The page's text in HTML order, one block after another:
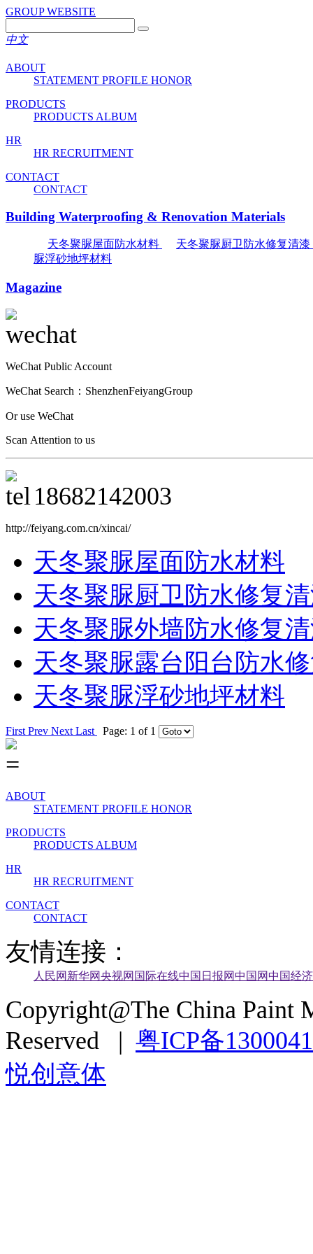
GROUP WEBSITE
中文
ABOUT
STATEMENT PROFILE HONOR
PRODUCTS
PRODUCTS ALBUM
HR
HR RECRUITMENT
CONTACT
CONTACT
Building Waterproofing & Renovation Materials
天冬聚脲屋面防水材料
天冬聚脲厨卫防水修复清漆
脲浮砂地坪材料
Magazine
WeChat Public Account
WeChat Search：ShenzhenFeiyangGroup
Or use WeChat
Scan Attention to us
18682142003
http://feiyang.com.cn/xincai/
天冬聚脲屋面防水材料
天冬聚脲厨卫防水修复
天冬聚脲外墙防水修复
天冬聚脲露台阳台防水
天冬聚脲浮砂地坪材料
First Prev Next Last Page: 1 of 1
ABOUT
STATEMENT PROFILE HONOR
PRODUCTS
PRODUCTS ALBUM
HR
HR RECRUITMENT
CONTACT
CONTACT
友情连接：
人民网 新华网央视网 国际在线中国日报网中国网中国经
Copyright@The China Paint
Reserved | 粤ICP备
悦创意体